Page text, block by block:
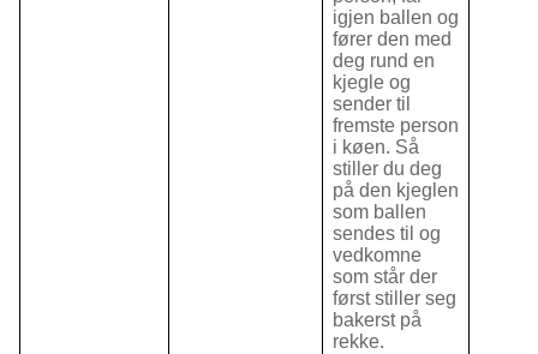
igjen ballen og
fører den med
deg rund en
kjegle og
sender til
fremste person
i køen. Så
stiller du deg
på den kjeglen
som ballen
sendes til og
vedkomne
som står der
først stiller seg
bakerst på
rekke.